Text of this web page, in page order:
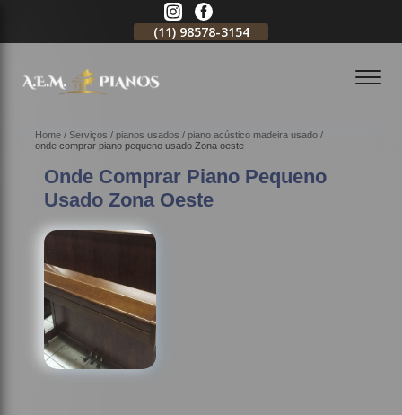
(11) 98578-3154
Home Serviços pianos usados
piano acústico madeira usado
onde comprar piano pequeno usado Zona oeste
Onde Comprar Piano Pequeno
Usado Zona Oeste